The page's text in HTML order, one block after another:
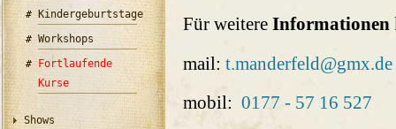
Kindergeburtstage
Workshops
Fortlaufende
Kurse
Shows
Für weitere Informationen
mail: t.manderfeld@gmx.de
mobil: 0177 - 57 16 527